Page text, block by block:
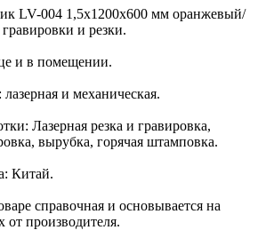
LV-004 1,5х1200х600 мм оранжевый/
и резки.
и в помещении.
и механическая.
Лазерная резка и гравировка,
вырубка, горячая штамповка.
Китай.
справочная и основывается на
от производителя.